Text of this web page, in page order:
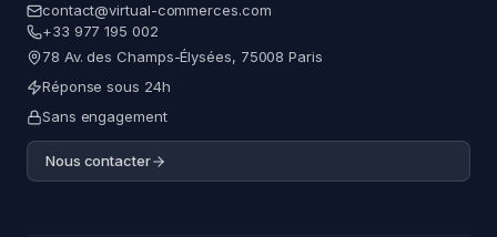
contact@virtual-commerces.com
+33 977 195 002
78 Av. des Champs-Élysées, 75008 Paris
Réponse sous 24h
Sans engagement
Nous contacter
En combien de temps c'est installé ?
Vous gérez quels secteurs ?